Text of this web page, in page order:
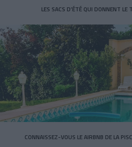
LES SACS D’ÉTÉ QUI DONNENT LE
CONNAISSEZ-VOUS LE AIRBNB DE LA